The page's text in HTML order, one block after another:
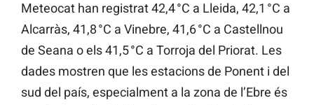
Meteocat han registrat 42,4 °C a Lleida, 42,1 °C a
Alcarràs, 41,8 °C a Vinebre, 41,6 °C a Castellnou
de Seana o els 41,5 °C a Torroja del Priorat. Les
dades mostren que les estacions de Ponent i del
sud del país, especialment a la zona de l’Ebre és